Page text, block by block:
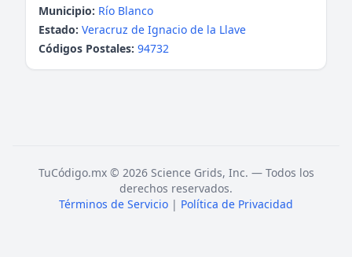
Municipio: Río Blanco
Estado: Veracruz de Ignacio de la Llave
Códigos Postales: 94732
TuCódigo.mx © 2026 Science Grids, Inc. — Todos los
derechos reservados.
Términos de Servicio | Política de Privacidad